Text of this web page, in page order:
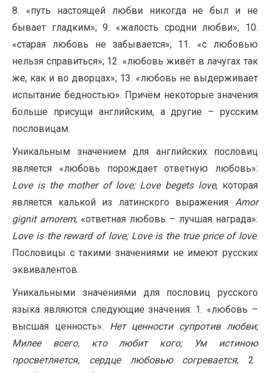
8. «путь настоящей любви никогда не был и не
бывает гладким»; 9. «жалость сродни любви»; 10.
«старая любовь не забывается»; 11. «с любовью
нельзя справиться»; 12. «любовь живёт в лачугах так
же, как и во дворцах»; 13. «любовь не выдерживает
испытание бедностью». Причём некоторые значения
больше присущи английским, а другие – русским
пословицам.
Уникальным значением для английских пословиц
является «любовь порождает ответную любовь»:
Love is the mother of love; Love begets love, которая
является калькой из латинского выражения Amor
gignit amorem; «ответная любовь – лучшая награда»:
Love is the reward of love; Love is the true price of love.
Пословицы с такими значениями не имеют русских
эквивалентов.
Уникальными значениями для пословиц русского
языка являются следующие значения: 1. «любовь –
высшая ценность»: Нет ценности супротив любви;
Милее всего, кто любит кого; Ум истиною
просветляется, сердце любовью согревается; 2.